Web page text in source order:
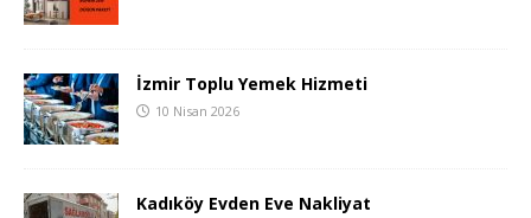
İzmir Toplu Yemek Hizmeti
10 Nisan 2026
Kadıköy Evden Eve Nakliyat